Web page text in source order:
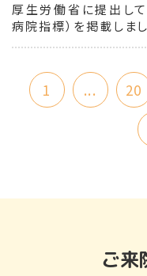
厚生労働省に提出し
病院指標）を掲載しま
1 ... 20
ご来